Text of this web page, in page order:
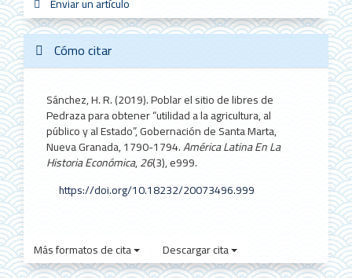
un
artículo
Cómo citar
Sánchez, H. R. (2019). Poblar el sitio de libres de
Pedraza para obtener “utilidad a la agricultura, al
público y al Estado”, Gobernación de Santa Marta,
Nueva Granada, 1790-1794.América Latina En La
Historia Económica,26(3), e999.
https://doi.org/10.18232/20073496.999
Más formatos de cita Descargar cita
redes